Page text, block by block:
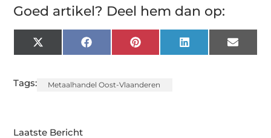
Goed artikel? Deel hem dan op:
X
(Twitter)
FacebookPinterest LinkedIn Email
Tags: Metaalhandel Oost-Vlaanderen
Laatste Bericht